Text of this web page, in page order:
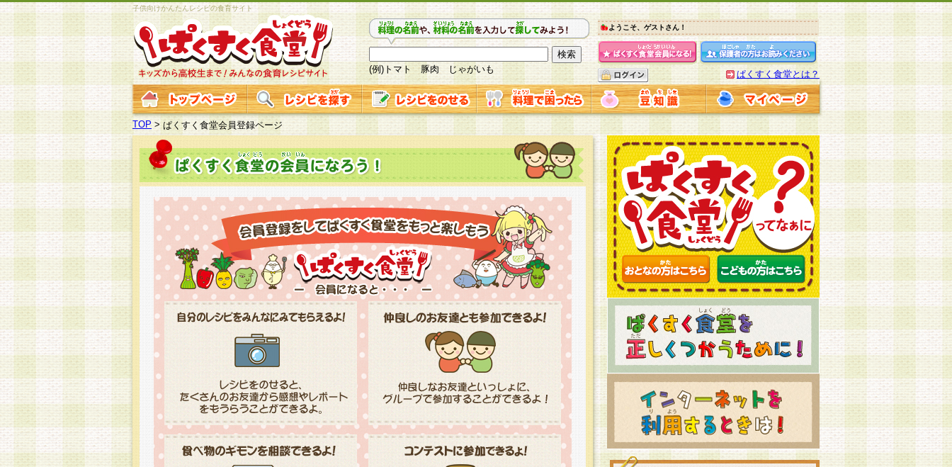
子供向けかんたんレシピの食育サイト
(例)トマト 豚肉 じゃがいも
ようこそ、ゲストさん！
ぱくすく食堂とは？
TOP >ぱくすく食堂会員登録ページ